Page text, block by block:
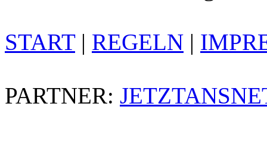
START| REGELN |
PARTNER: